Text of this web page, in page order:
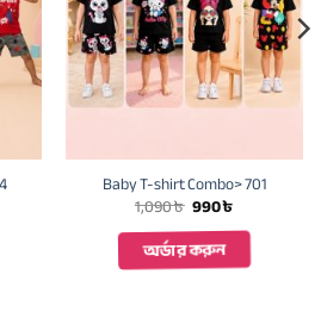
Baby T-shirt Combo> 701
1,090৳ Original
price
was:
1,090 ৳ .
990৳
is:
990 ৳ .
অর্ডার করুন